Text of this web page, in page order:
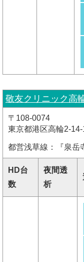
敬友クリニック高
〒108-0074
東京都港区高輪2-14-
都営浅草線：『泉岳
HD台
数
夜間透
析